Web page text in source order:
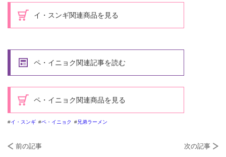
イ・スンギ関連商品を見る
ペ・イニョク関連記事を読む
ペ・イニョク関連商品を見る
イ・スンギ ペ・イニョク 兄弟ラーメン
前の記事 次の記事